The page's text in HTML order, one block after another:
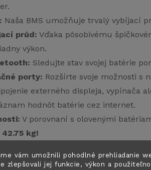
vám umožnili pohodlné prehliadanie
zlepšovali jej funkcie, výkon a
Naša BMS umožňuje trvalý vybíjací
prúd: Vďaka pôsobivému
výkon.
Sledujte stav svojej batérie
porty: Rozšírte svoje možnosti s
externého displeja, vypínača
hodnôt batérie cez internet.
V porovnaní s olovenými
42.75 kg!
Naše
svojou dlhou životnosťou a